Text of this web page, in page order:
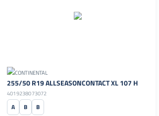
255/50 R19 ALLSEASONCONTACT XL 107 H
4019238073072
A B B